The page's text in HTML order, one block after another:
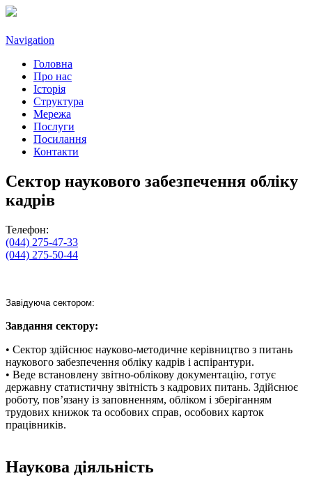
Navigation
Головна
Про нас
Історія
Структура
Мережа
Послуги
Посилання
Контакти
Сектор наукового забезпечення обліку
кадрів
Телефон:
(044) 275-47-33
(044) 275-50-44
Завідуюча сектором:
Завдання сектору:
• Сектор здійснює науково-методичне керівництво з питань
наукового забезпечення обліку кадрів і аспірантури.
• Веде встановлену звітно-облікову документацію, готує
державну статистичну звітність з кадрових питань. Здійснює
роботу, пов’язану із заповненням, обліком i зберіганням
трудових книжок та особових справ, особових карток
працівників.
Наукова діяльність